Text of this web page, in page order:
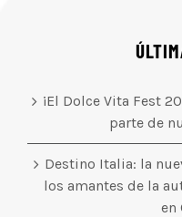
¡El Dolce Vita Fest
parte de
Destino Italia: la
los amantes de la
en